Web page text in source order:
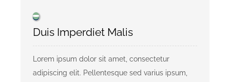
Duis Imperdiet Malis
Lorem ipsum dolor sit amet, consectetur
adipiscing elit. Pellentesque sed varius ipsum,